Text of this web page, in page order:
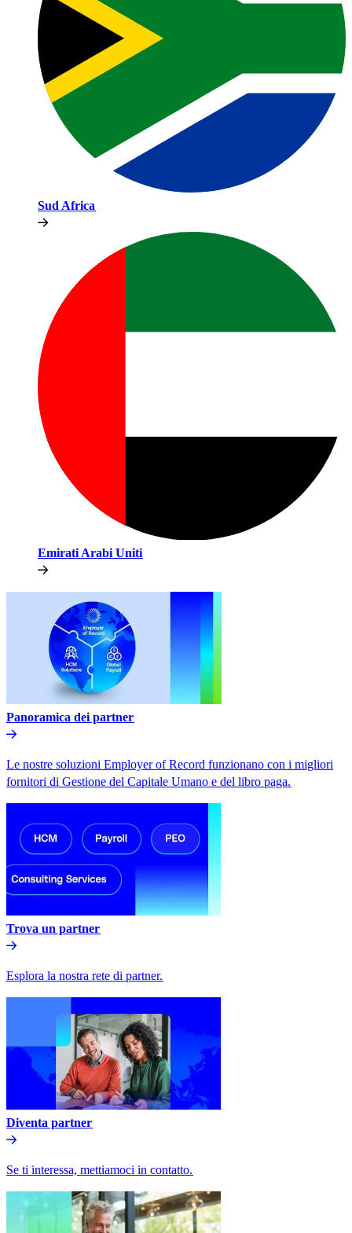
Sud Africa​​
Emirati Arabi Uniti​​
Panoramica dei partner​​
Le nostre soluzioni Employer of Record funzionano con i migliori
fornitori di Gestione del Capitale Umano e del libro paga.​​
Trova un partner​​
Esplora la nostra rete di partner.​​
Diventa partner​​
Se ti interessa, mettiamoci in contatto.​​